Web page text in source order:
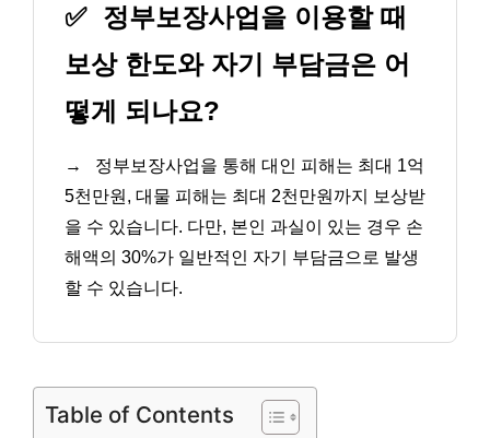
✅ 정부보장사업을 이용할 때
보상 한도와 자기 부담금은 어
떻게 되나요?
→
정부보장사업을 통해 대인 피해는 최대 1억
5천만원, 대물 피해는 최대 2천만원까지 보상받
을 수 있습니다. 다만, 본인 과실이 있는 경우 손
해액의 30%가 일반적인 자기 부담금으로 발생
할 수 있습니다.
Table of Contents